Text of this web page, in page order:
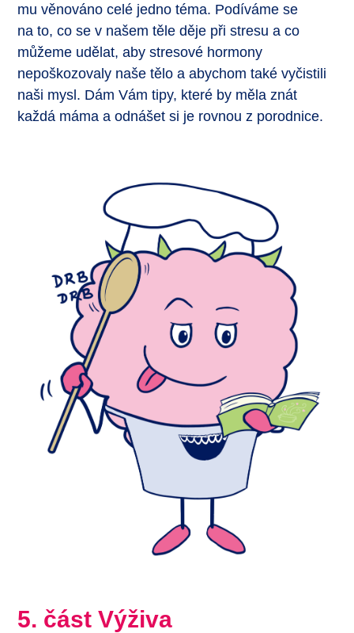
mu věnováno celé jedno téma. Podíváme se
na to, co se v našem těle děje při stresu a co
můžeme udělat, aby stresové hormony
nepoškozovaly naše tělo a abychom také vyčistili
naši mysl. Dám Vám tipy, které by měla znát
každá máma a odnášet si je rovnou z porodnice.
5. část Výživa